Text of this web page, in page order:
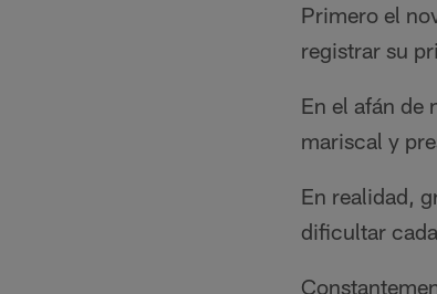
Primero el
registrar su
En el afán de
mariscal y
En realidad,
dificultar